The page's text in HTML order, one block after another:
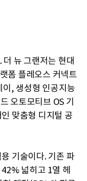
뉴 그랜저는 현대
폼 플레오스 커넥트
이, 생성형 인공지능
오토모티브 OS 기
맞춤형 디지털 공
기술이다. 기존 파
넓히고 1열 헤